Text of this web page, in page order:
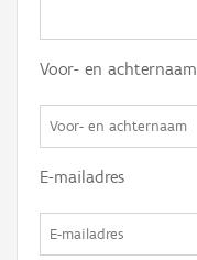
Voor- en achternaam
E-mailadres